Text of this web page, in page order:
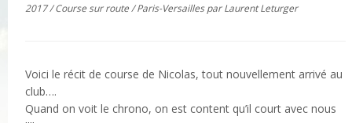
2017/Course sur route/Paris-VersaillesparLaurent Leturger
Voici le récit de course de Nicolas, tout nouvellement arrivé au
club….
Quand on voit le chrono, on est content qu’il court avec nous